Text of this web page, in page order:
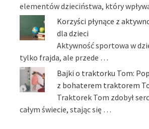
elementów dzieciństwa, który
Korzyści płynące z
dla dzieci
Aktywność sportowa w
tylko frajda, ale przede …
Bajki o traktorku Tom:
z bohaterem traktorem
Traktorek Tom zdobył
całym świecie, stając się …